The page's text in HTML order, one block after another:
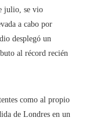
julio, se vio
a cabo por
desplegó un
al récord recién
como al propio
de Londres en un